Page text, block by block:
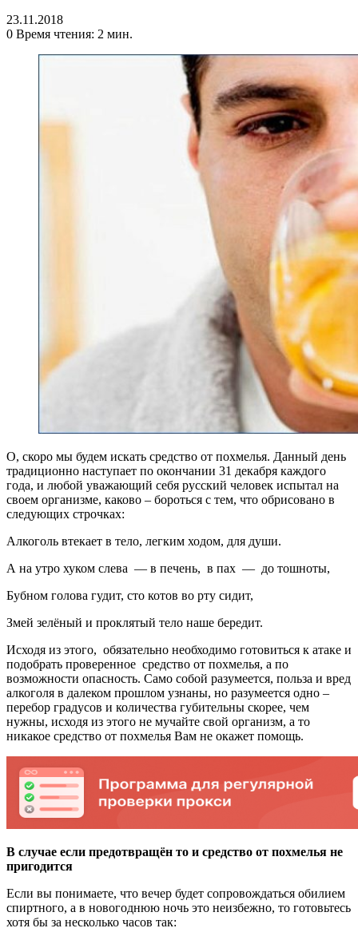
23.11.2018
0 Время чтения: 2 мин.
О, скоро мы будем искать средство от похмелья. Данный день
традиционно наступает по окончании 31 декабря каждого
года, и любой уважающий себя русский человек испытал на
своем организме, каково – бороться с тем, что обрисовано в
следующих строчках:
Алкоголь втекает в тело, легким ходом, для души.
А на утро хуком слева — в печень, в пах — до тошноты,
Бубном голова гудит, сто котов во рту сидит,
Змей зелёный и проклятый тело наше бередит.
Исходя из этого, обязательно необходимо готовиться к атаке и
подобрать проверенное средство от похмелья, а по
возможности опасность. Само собой разумеется, польза и вред
алкоголя в далеком прошлом узнаны, но разумеется одно –
перебор градусов и количества губительны скорее, чем
нужны, исходя из этого не мучайте свой организм, а то
никакое средство от похмелья Вам не окажет помощь.
В случае если предотвращён то и средство от похмелья не
пригодится
Если вы понимаете, что вечер будет сопровождаться обилием
спиртного, а в новогоднюю ночь это неизбежно, то готовьтесь
хотя бы за несколько часов так: